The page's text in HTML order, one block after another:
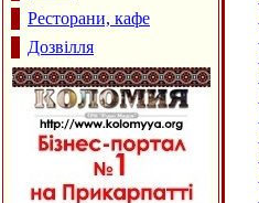
Ресторани, кафе
Дозвілля